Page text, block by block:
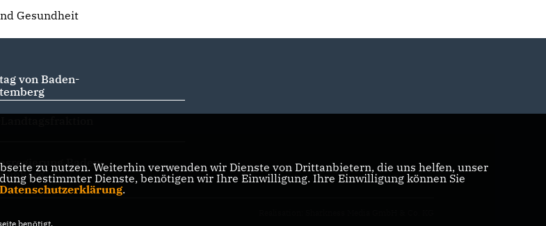
Gesundheit
von Baden-
Baden-
zu nutzen. Weiterhin verwenden wir Dienste von Drittanbietern, die uns helfen, unser
bestimmter Dienste, benötigen wir Ihre Einwilligung. Ihre Einwilligung können Sie
Datenschutzerklärung.
benötigt.